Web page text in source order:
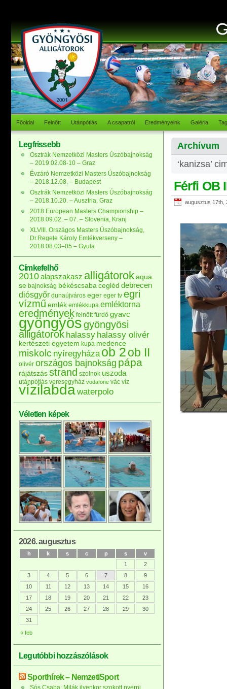
Főoldal Felnőtt Utánpótlás A csapatról Eredményeink Galéria
Archívum
‘kanizsa’
Férfi OB
augusztus 17th,
Legfrissebb
Osztrák Nemzetközi Masters Úszóbajnokság
– 2019.02.08-10 – Graz
Évzáró Nemzetközi Masters Úszóbajnokság
– 2018.12.08. – Budapest
Osztrák Nemzetközi Masters Úszóbajnokság
– 2018.10.20. – Ausztria, Graz
2018 European Masters Championship –
2018.09.02. – 07. – Slovenia, Kranj
XLVIII. Országos Masters Úszóbajnokság,
Dr.Regele Károly Emlékverseny –
2018.08.03–05 – Gyula
Címkefelhő
2010alapszakasz alligátorokaqua
se bajnokság békéscsaba cegléd debrecen
diósgyőr dunaújváros eger eger tv egri
vízműemlék emlékkupa emléktorna
eredmények felnőtt fürdő gyavc
gyöngyösgyöngyösi
alligátorok halassy halassy olivér
kertészeti egyetem kupa medence
miskolc nyíregyháza ob 2ob II
olivér országos bajnokság pápa
rájátszás strand szolnok uszoda
utánpótlás veresegyház vodafone vác víz
vízilabdawaterpolo
Véletlen képek
2026. augusztus
h k s c p s v
« feb
1
2
3
4 5 6 7 8
9
10
11 12 13 14 15
16
17
18 19 20 21 22
23
24
25 26 27 28 29
30
31
Legutóbbi hozzászólások
Sporthírek – NemzetiSport
Sós Csaba: Milák ilyenkor szokott nyerni